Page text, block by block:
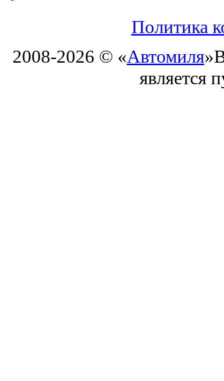
Политика
2008-2026 © «Автомиля»
является